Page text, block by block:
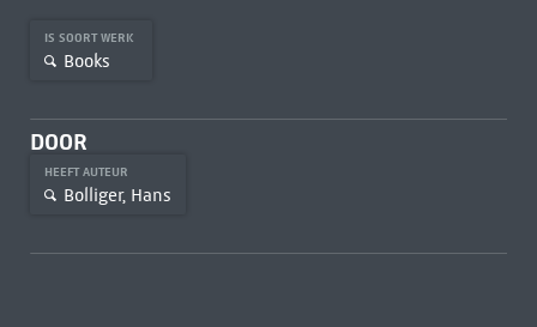
IS SOORT WERK
Books
DOOR
HEEFT AUTEUR
Bolliger, Hans